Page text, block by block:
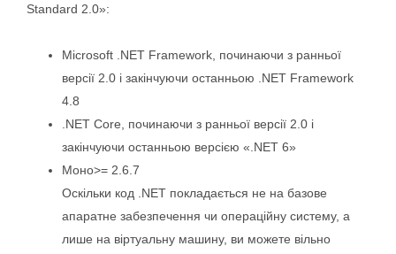
Standard 2.0»:
Microsoft .NET Framework, починаючи з ранньої
версії 2.0 і закінчуючи останньою .NET Framework
4.8
.NET Core, починаючи з ранньої версії 2.0 і
закінчуючи останньою версією «.NET 6»
Моно>= 2.6.7
Оскільки код .NET покладається не на базове
апаратне забезпечення чи операційну систему, а
лише на віртуальну машину, ви можете вільно